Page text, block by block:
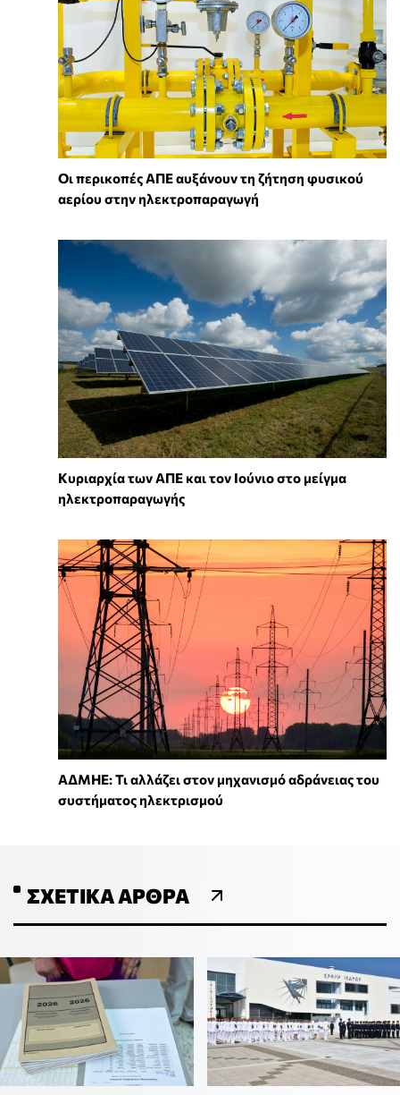
Οι περικοπές ΑΠΕ αυξάνουν τη ζήτηση φυσικού
αερίου στην ηλεκτροπαραγωγή
Κυριαρχία των ΑΠΕ και τον Ιούνιο στο μείγμα
ηλεκτροπαραγωγής
ΑΔΜΗΕ: Τι αλλάζει στον μηχανισμό αδράνειας του
συστήματος ηλεκτρισμού
ΣΧΕΤΙΚΆ ΆΡΘΡΑ